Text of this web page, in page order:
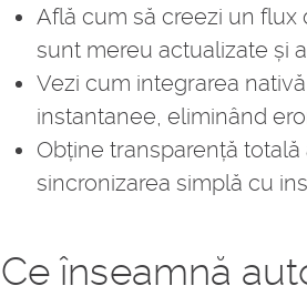
Află cum să creezi un
sunt mereu actualizate și
Vezi cum integrarea
instantanee, eliminând
Obține transparență
sincronizarea simplă cu
Ce înseamnă